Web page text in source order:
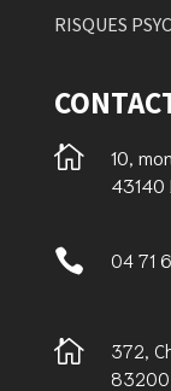
RISQUES

10,
43140
 04 71

372,
83200